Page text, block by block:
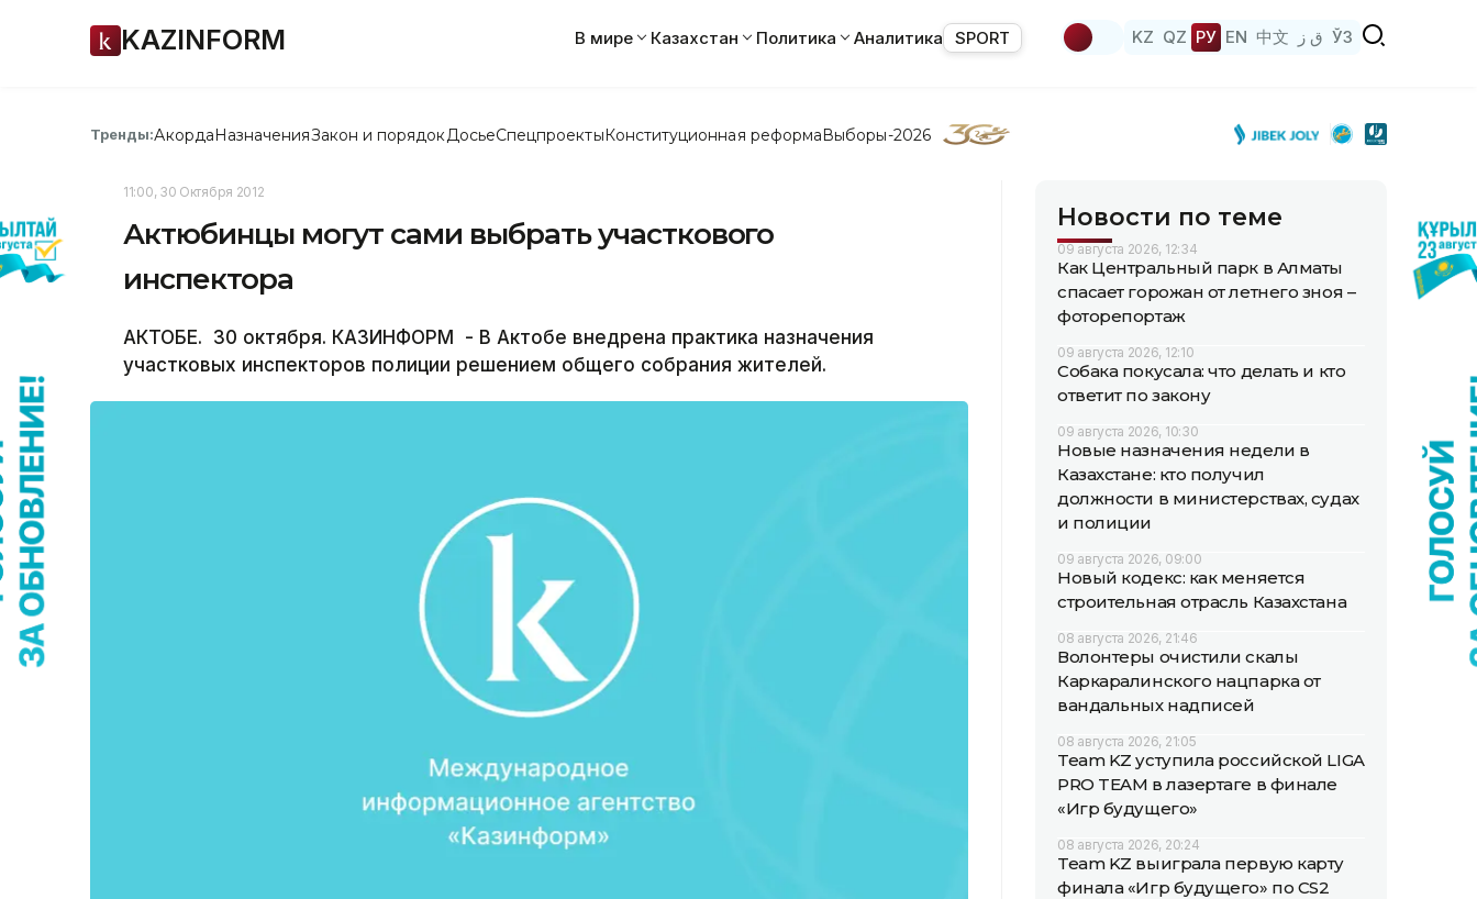
KAZINFORM В мире Казахстан Политика Аналитика SPORT KZ QZ РУ EN 中文 ق ز ЎЗ
Тренды:АкордаНазначенияЗакон и порядок ДосьеСпецпроектыКонституционная реформаВыборы-2026
11:00, 30 Октября 2012
Актюбинцы могут сами выбрать участкового
инспектора
АКТОБЕ. 30 октября. КАЗИНФОРМ - В Актобе внедрена практика назначения
участковых инспекторов полиции решением общего собрания жителей.
Новости по теме
09 августа 2026, 12:34
Как Центральный парк в Алматы
спасает горожан от летнего зноя –
фоторепортаж
09 августа 2026, 12:10
Собака покусала: что делать и кто
ответит по закону
09 августа 2026, 10:30
Новые назначения недели в
Казахстане: кто получил
должности в министерствах, судах
и полиции
09 августа 2026, 09:00
Новый кодекс: как меняется
строительная отрасль Казахстана
08 августа 2026, 21:46
Волонтеры очистили скалы
Каркаралинского нацпарка от
вандальных надписей
08 августа 2026, 21:05
Team KZ уступила российской LIGA
PRO TEAM в лазертаге в финале
«Игр будущего»
08 августа 2026, 20:24
Team KZ выиграла первую карту
финала «Игр будущего» по CS2